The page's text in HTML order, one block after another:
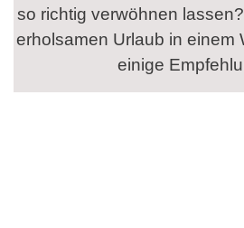
so richtig verwöhnen
erholsamen Urlaub in einem
einige